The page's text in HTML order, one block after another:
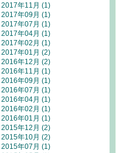
2017年11月 (1)
2017年09月 (1)
2017年07月 (1)
2017年04月 (1)
2017年02月 (1)
2017年01月 (2)
2016年12月 (2)
2016年11月 (1)
2016年09月 (1)
2016年07月 (1)
2016年04月 (1)
2016年02月 (1)
2016年01月 (1)
2015年12月 (2)
2015年10月 (2)
2015年07月 (1)